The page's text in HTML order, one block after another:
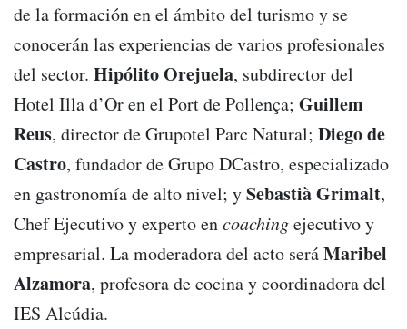
de la formación en el ámbito del turismo y se
conocerán las experiencias de varios profesionales
del sector. HipólitoOrejuela, subdirector del
Hotel Illa d’Or en el Port de Pollença; Guillem
Reus, director de Grupotel Parc Natural; Diego de
Castro, fundador de Grupo DCastro, especializado
en gastronomía de alto nivel; ySebastià Grimalt,
Chef Ejecutivo y experto encoachingejecutivo y
empresarial. La moderadora del acto seráMaribel
Alzamora, profesora de cocina y coordinadora del
IES Alcúdia.